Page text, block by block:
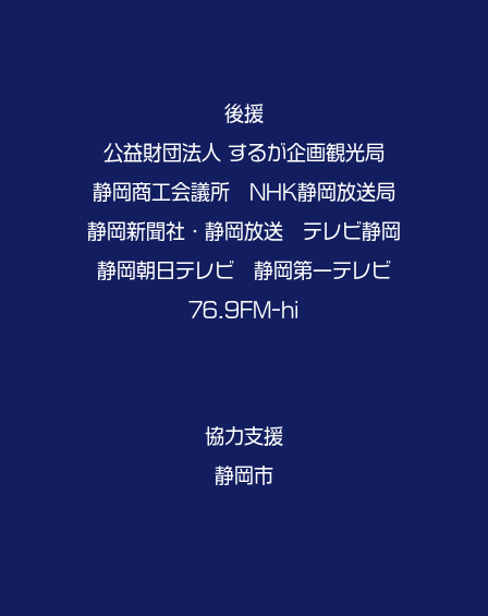
後援
公益財団法人 するが企画観光局
静岡商工会議所 NHK静岡放送局
静岡新聞社・静岡放送 テレビ静岡
静岡朝日テレビ 静岡第一テレビ
76.9FM-hi
協力支援
静岡市